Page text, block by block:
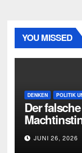
YOU MISSED
DENKEN POLITIK
Der
und die
Urteilskraft
JUNI 26, 2026